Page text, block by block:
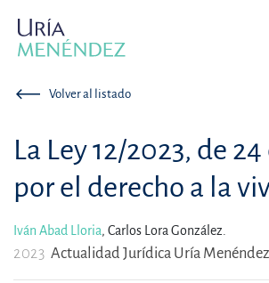
Volver al listado
La Ley 12/2023, de
por el derecho a la
Iván Abad Lloria, Carlos Lora González.
2023 Actualidad Jurídica Uría